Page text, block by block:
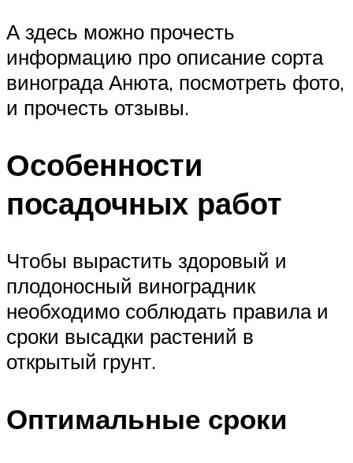
А здесь можно прочесть
информацию про описание сорта
винограда Анюта, посмотреть фото,
и прочесть отзывы.
Особенности
посадочных работ
Чтобы вырастить здоровый и
плодоносный виноградник
необходимо соблюдать правила и
сроки высадки растений в
открытый грунт.
Оптимальные сроки